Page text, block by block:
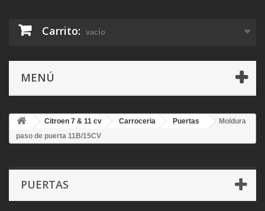
Carrito: vacío
MENÚ
Citroen 7 & 11 cv Carroceria Puertas
Moldura
paso de puerta 11B/15CV
PUERTAS